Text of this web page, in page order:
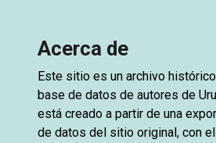
Acerca de
Este sitio es un archivo
base de datos de autores de
está creado a partir de una
de datos del sitio original, con